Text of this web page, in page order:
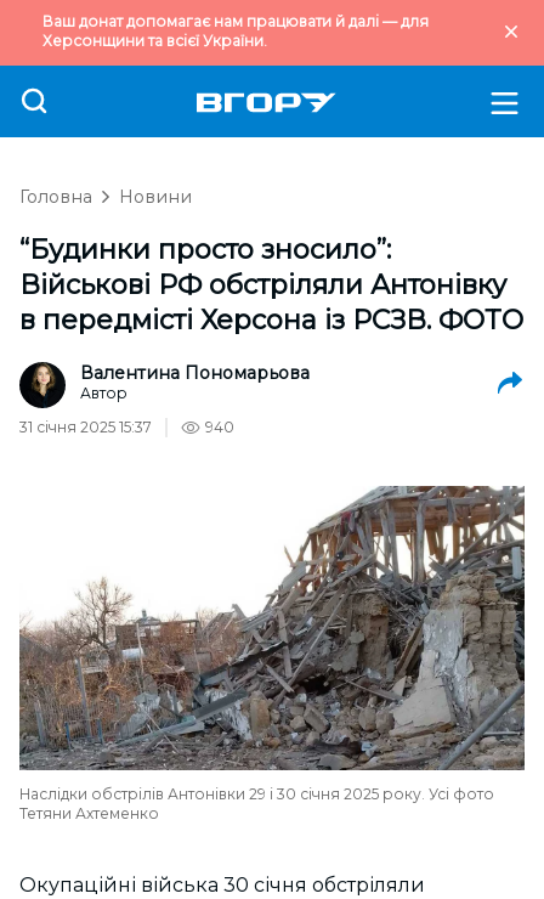
Ваш донат допомагає нам працювати й далі — для
Херсонщини та всієї України.
Головна Новини
“Будинки просто зносило”:
Військові РФ обстріляли Антонівку
в передмісті Херсона із РСЗВ. ФОТО
Валентина Пономарьова
Автор
31 січня 2025 15:37
940
Наслідки обстрілів Антонівки 29 і 30 січня 2025 року. Усі фото
Тетяни Ахтеменко
Окупаційні війська 30 січня обстріляли